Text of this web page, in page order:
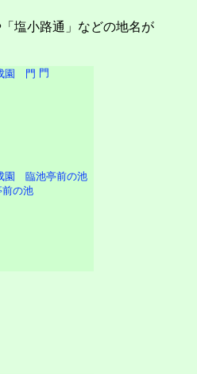
塩小路通」などの地名が
門
前の池